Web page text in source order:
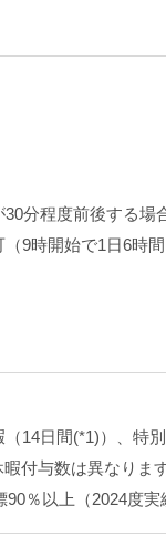
分程度前後する場
9時開始で1日6時間
14日間(*1)）、特
付与数は異なりま
％以上（2024度実